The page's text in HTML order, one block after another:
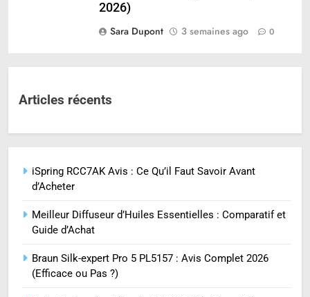
2026)
Sara Dupont
3 semaines ago 0
Articles récents
iSpring RCC7AK Avis : Ce Qu’il Faut Savoir Avant
d’Acheter
Meilleur Diffuseur d’Huiles Essentielles : Comparatif et
Guide d’Achat
Braun Silk-expert Pro 5 PL5157 : Avis Complet 2026
(Efficace ou Pas ?)